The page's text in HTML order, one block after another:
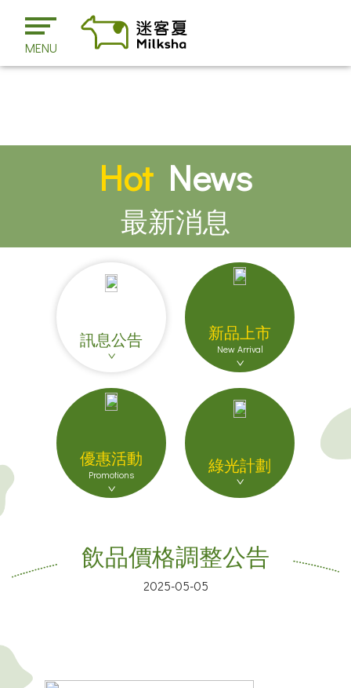
MENU
HotNews
最新消息
訊息公告 新品上市
New Arrival
優惠活動
Promotions 綠光計劃
飲品價格調整公告
2025-05-05